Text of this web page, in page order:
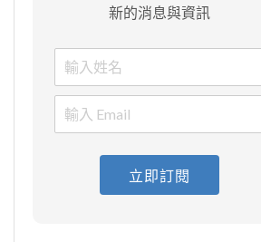
新的消息與資訊
立即訂閱